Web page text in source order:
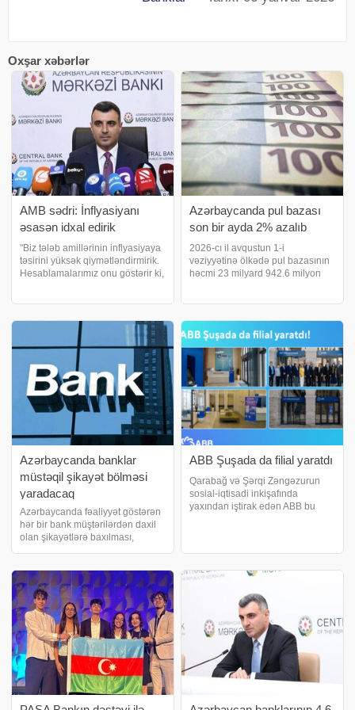
Oxşar xəbərlər
AMB sədri: İnflyasiyanı
əsasən idxal edirik
"Biz tələb amillərinin inflyasiyaya
təsirini yüksək qiymətləndirmirik.
Hesablamalarımız onu göstərir ki,
portfelini
​Azərbaycanda pul bazası
son bir ayda 2% azalıb
2026-cı il avqustun 1-i
vəziyyətinə ölkədə pul bazasının
həcmi 23 milyard 942.6 milyon
ayı ilə müqayisədə pul bazasında
1.8%-li
Azərbaycanda banklar
müstəqil şikayət bölməsi
yaradacaq
Azərbaycanda fəaliyyət göstərən
hər bir bank müştərilərdən daxil
olan şikayətlərə baxılması,
üçün müstəqil şikayətlərə
baxılması funksiyasını
formalaşdıracaq
ABB Şuşada da filial yaratdı
Qarabağ və Şərqi Zəngəzurun
sosial-iqtisadi inkişafında
yaxından iştirak edən ABB bu
istifadəyə verib. ABB-nin Şuşa
filial